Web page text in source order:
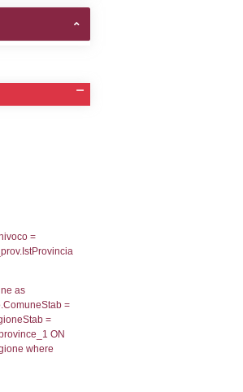
CONTROLLO A CUI è SOGGETTO
DI CUI ALL'ALLEGATO
STABILIMENTO